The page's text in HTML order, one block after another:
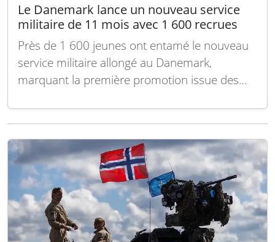
Le Danemark lance un nouveau service
militaire de 11 mois avec 1 600 recrues
Près de 1 600 jeunes ont entamé le nouveau
service militaire allongé au Danemark,
marquant la première promotion issue des
obligatoire et élargissent les missions confiées
recrues sont réparties dans 14 bases
militaires à travers…Lire la suite